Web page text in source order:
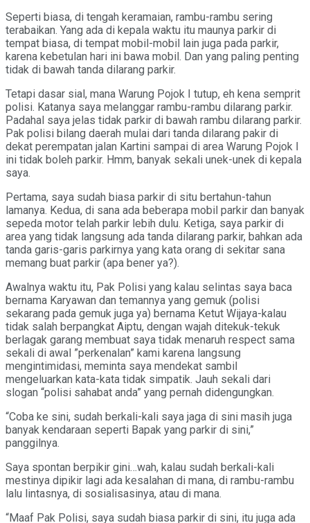
Seperti biasa, di tengah keramaian, rambu-rambu sering
terabaikan. Yang ada di kepala waktu itu maunya parkir di
tempat biasa, di tempat mobil-mobil lain juga pada parkir,
karena kebetulan hari ini bawa mobil. Dan yang paling penting
tidak di bawah tanda dilarang parkir.
Tetapi dasar sial, mana Warung Pojok I tutup, eh kena semprit
polisi. Katanya saya melanggar rambu-rambu dilarang parkir.
Padahal saya jelas tidak parkir di bawah rambu dilarang parkir.
Pak polisi bilang daerah mulai dari tanda dilarang pakir di
dekat perempatan jalan Kartini sampai di area Warung Pojok I
ini tidak boleh parkir. Hmm, banyak sekali unek-unek di kepala
saya.
Pertama, saya sudah biasa parkir di situ bertahun-tahun
lamanya. Kedua, di sana ada beberapa mobil parkir dan banyak
sepeda motor telah parkir lebih dulu. Ketiga, saya parkir di
area yang tidak langsung ada tanda dilarang parkir, bahkan ada
tanda garis-garis parkirnya yang kata orang di sekitar sana
memang buat parkir (apa bener ya?).
Awalnya waktu itu, Pak Polisi yang kalau selintas saya baca
bernama Karyawan dan temannya yang gemuk (polisi
sekarang pada gemuk juga ya) bernama Ketut Wijaya-kalau
tidak salah berpangkat Aiptu, dengan wajah ditekuk-tekuk
berlagak garang membuat saya tidak menaruh respect sama
sekali di awal ”perkenalan” kami karena langsung
mengintimidasi, meminta saya mendekat sambil
mengeluarkan kata-kata tidak simpatik. Jauh sekali dari
slogan “polisi sahabat anda” yang pernah didengungkan.
“Coba ke sini, sudah berkali-kali saya jaga di sini masih juga
banyak kendaraan seperti Bapak yang parkir di sini,”
panggilnya.
Saya spontan berpikir gini…wah, kalau sudah berkali-kali
mestinya dipikir lagi ada kesalahan di mana, di rambu-rambu
lalu lintasnya, di sosialisasinya, atau di mana.
“Maaf Pak Polisi, saya sudah biasa parkir di sini, itu juga ada